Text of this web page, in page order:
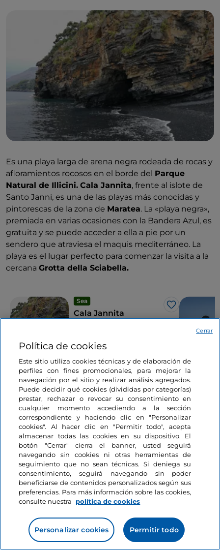
Es una playa larga de arena negra rodeada de rocas y
afloramientos rocosos en el borde del Parque
Natural de Illicini. Cala Jannita, frente al islote de
Santo Janni, es una de las playas más conocidas y
pintorescas de la zona de Maratea. La «playa negra»,
premiada en varias ocasiones con la Bandera Azul, es
gratuita y se puede acceder a ella a pie por un
sendero que atraviesa el maquis mediterráneo. La
playa es el lugar perfecto para comenzar la visita a la
cercana Grotta della Sciabella.
Sea
Me gusta
Cala Jannita
Basilicata, Maratea
Le Fumarole, Campania
Política de cookies
Este sitio utiliza cookies técnicas y de elaboración de
perfiles con fines promocionales, para mejorar la
navegación por el sitio y realizar análisis agregados.
Puede decidir qué cookies (divididas por categorías)
prestar, rechazar o revocar su consentimiento en
cualquier momento accediendo a la sección
correspondiente y haciendo clic en "Personalizar
cookies". Al hacer clic en "Permitir todo", acepta
almacenar todas las cookies en su dispositivo. El
botón "Cerrar" cierra el banner, usted seguirá
navegando sin cookies ni otras herramientas de
seguimiento que no sean técnicas. Si deniega su
consentimiento, seguirá navegando sin poder
beneficiarse de contenidos personalizados según sus
preferencias. Para más información sobre las cookies,
consulte nuestra
política de cookies
Personalizar cookies Permitir todo
Cerrar